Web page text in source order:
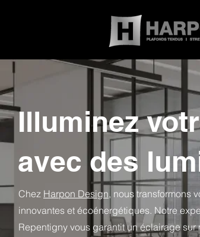
Illuminez
avec des
Chez Harpon Design, nous transformons
innovantes et écoénergétiques. Notre
Repentigny vous garantit un éclairage